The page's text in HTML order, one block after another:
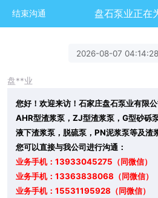
结束沟通 盘石泵业正在
2026-08-07
盘**业
您好！欢迎来访！石家庄盘石泵业有限公
AHR型渣浆泵，ZJ型渣浆泵，G型砂砾
液下渣浆泵，脱硫泵，PN泥浆泵等及渣
您可以直接与我公司进行沟通：
业务手机：13933045275（同微信）
业务手机：13363838068（同微信）
业务手机：15531195928（同微信）